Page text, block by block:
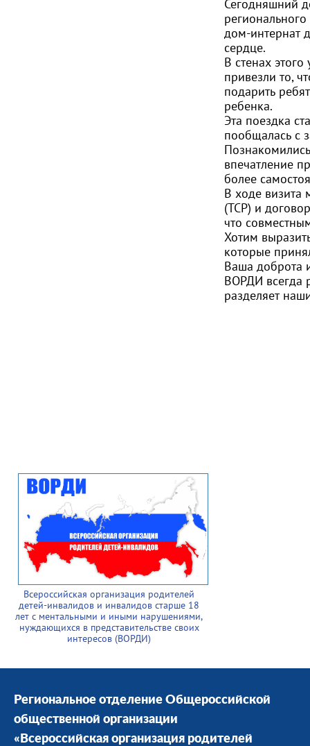
Сегодняшний
дом-интернат
сердце.
В стенах
привезли то,
подарить
ребенка.
Эта поездка
пообщалась с
впечатление
более
В ходе визита
(ТСР) и
что
Хотим
которые
Ваша доброта
ВОРДИ всегда
разделяет
Всероссийская организация родителей
детей-инвалидов и инвалидов старше 18
лет с ментальными и иными нарушениями,
нуждающихся в представительстве своих
интересов (ВОРДИ)
Региональное отделение Общероссийской
общественной организации
«Всероссийская организация родителей